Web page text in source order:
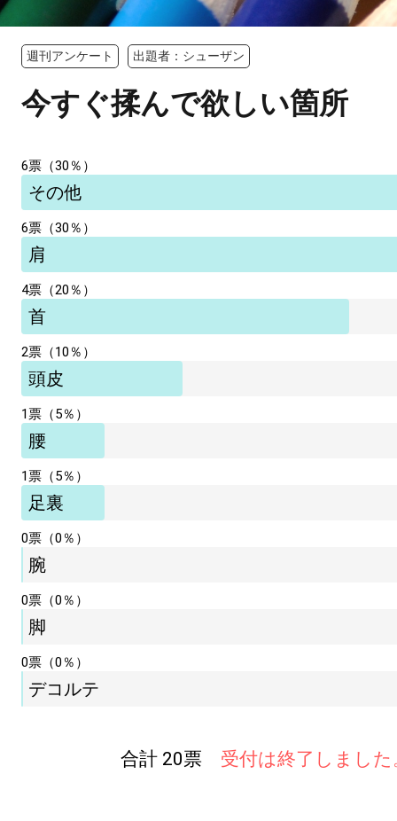
週刊アンケート 出題者：シューザン
今すぐ揉んで欲しい箇所
6票（30％）
その他
6票（30％）
肩
4票（20％）
首
2票（10％）
頭皮
1票（5％）
腰
1票（5％）
足裏
0票（0％）
腕
0票（0％）
脚
0票（0％）
デコルテ
合計 20票 受付は終了しました